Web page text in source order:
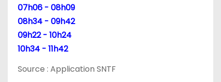
07h06 - 08h09
08h34 - 09h42
09h22 - 10h24
10h34 - 11h42
Source : Application SNTF